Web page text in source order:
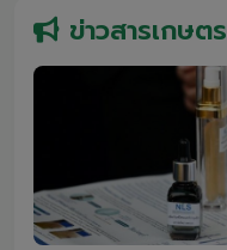
ข่าวสารเกษตร